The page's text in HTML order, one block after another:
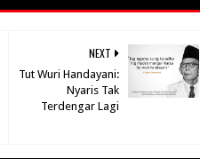
NEXT
Tut Wuri Handayani:
Nyaris Tak
Terdengar Lagi